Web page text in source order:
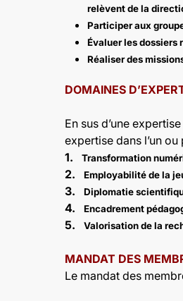
relèvent de la
Participer aux
Évaluer les dossiers
Réaliser des
DOMAINES
En sus d’une
expertise dans l’un
1.
Transformation
2. Employabilité de la
3. Diplomatie
4. Encadrement
5. Valorisation de la
MANDAT DES
Le mandat des